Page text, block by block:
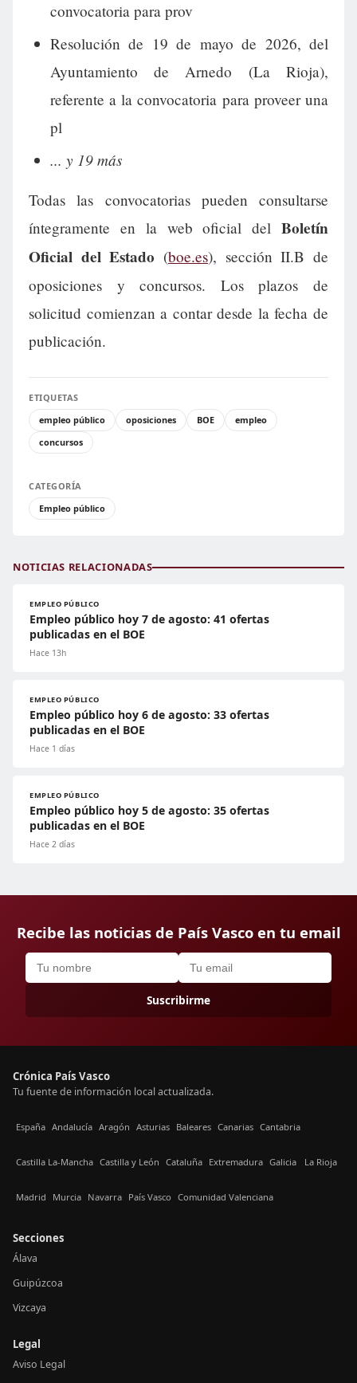
convocatoria para prov
Resolución de 19 de mayo de 2026, del
Ayuntamiento de Arnedo (La Rioja),
referente a la convocatoria para proveer una
pl
... y 19 más
Todas las convocatorias pueden consultarse
íntegramente en la web oficial del Boletín
Oficial del Estado (boe.es), sección II.B de
oposiciones y concursos. Los plazos de
solicitud comienzan a contar desde la fecha de
publicación.
ETIQUETAS
empleo público
oposiciones BOE
empleo
concursos
CATEGORÍA
Empleo público
NOTICIAS RELACIONADAS
EMPLEO PÚBLICO
Empleo público hoy 7 de agosto: 41 ofertas
publicadas en el BOE
Hace 13h
EMPLEO PÚBLICO
Empleo público hoy 6 de agosto: 33 ofertas
publicadas en el BOE
Hace 1 días
EMPLEO PÚBLICO
Empleo público hoy 5 de agosto: 35 ofertas
publicadas en el BOE
Hace 2 días
Recibe las noticias de País Vasco en tu email
Suscribirme
Crónica País Vasco
Tu fuente de información local actualizada.
España Andalucía Aragón Asturias Baleares Canarias Cantabria
Castilla La-Mancha Castilla y León Cataluña Extremadura Galicia La Rioja
Madrid Murcia Navarra País Vasco Comunidad Valenciana
Secciones
Álava
Guipúzcoa
Vizcaya
Legal
Aviso Legal